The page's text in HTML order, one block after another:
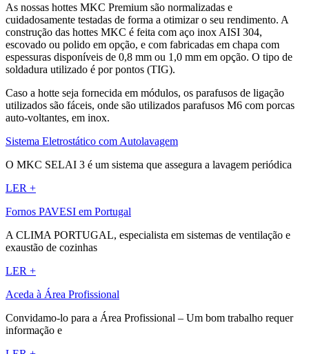
As nossas hottes MKC Premium são normalizadas e
cuidadosamente testadas de forma a otimizar o seu rendimento. A
construção das hottes MKC é feita com aço inox AISI 304,
escovado ou polido em opção, e com fabricadas em chapa com
espessuras disponíveis de 0,8 mm ou 1,0 mm em opção. O tipo de
soldadura utilizado é por pontos (TIG).
Caso a hotte seja fornecida em módulos, os parafusos de ligação
utilizados são fáceis, onde são utilizados parafusos M6 com porcas
auto-voltantes, em inox.
Sistema Eletrostático com Autolavagem
O MKC SELAI 3 é um sistema que assegura a lavagem periódica
LER +
Fornos PAVESI em Portugal
A CLIMA PORTUGAL, especialista em sistemas de ventilação e
exaustão de cozinhas
LER +
Aceda à Área Profissional
Convidamo-lo para a Área Profissional – Um bom trabalho requer
informação e